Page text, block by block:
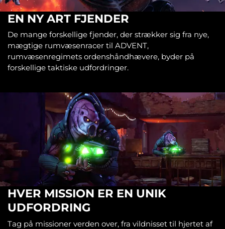
EN NY ART FJENDER
De mange forskellige fjender, der strækker sig fra nye,
mægtige rumvæsenracer til ADVENT,
rumvæsenregimets ordenshåndhævere, byder på
forskellige taktiske udfordringer.
HVER MISSION ER EN UNIK
UDFORDRING
Tag på missioner verden over, fra vildnisset til hjertet af